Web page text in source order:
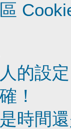
的設
！
時間